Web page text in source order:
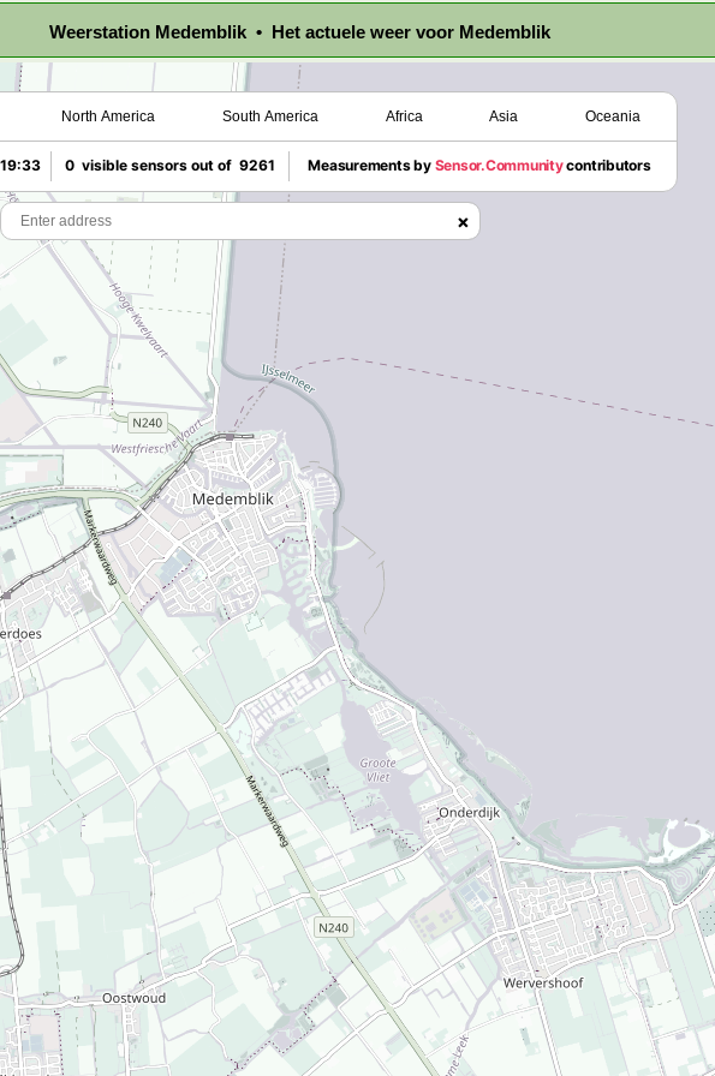
Weerstation Medemblik • Het actuele weer voor Medemblik